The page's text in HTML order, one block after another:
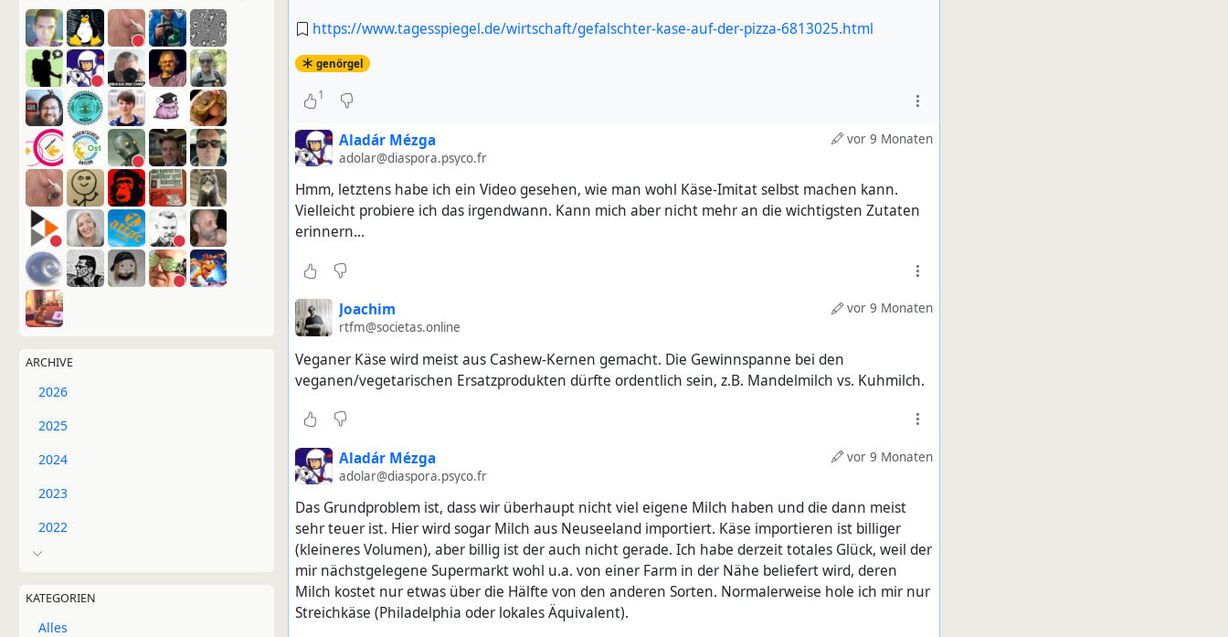
ARCHIVE
2026
2025
2024
2023
2022
KATEGORIEN
Alles
https://www.tagesspiegel.de/wirtschaft/gefalschter-kase-auf-der-pizza-6813025.html
genörgel
1
vor 9 Monaten
Aladár Mézga
adolar@diaspora.psyco.fr
Hmm, letztens habe ich ein Video gesehen, wie man wohl Käse-Imitat selbst machen kann.
Vielleicht probiere ich das irgendwann. Kann mich aber nicht mehr an die wichtigsten Zutaten
erinnern...
vor 9 Monaten
Joachim
rtfm@societas.online
Veganer Käse wird meist aus Cashew-Kernen gemacht. Die Gewinnspanne bei den
veganen/vegetarischen Ersatzprodukten dürfte ordentlich sein, z.B. Mandelmilch vs. Kuhmilch.
vor 9 Monaten
Aladár Mézga
adolar@diaspora.psyco.fr
Das Grundproblem ist, dass wir überhaupt nicht viel eigene Milch haben und die dann meist
sehr teuer ist. Hier wird sogar Milch aus Neuseeland importiert. Käse importieren ist billiger
(kleineres Volumen), aber billig ist der auch nicht gerade. Ich habe derzeit totales Glück, weil der
mir nächstgelegene Supermarkt wohl u.a. von einer Farm in der Nähe beliefert wird, deren
Milch kostet nur etwas über die Hälfte von den anderen Sorten. Normalerweise hole ich mir nur
Streichkäse (Philadelphia oder lokales Äquivalent).